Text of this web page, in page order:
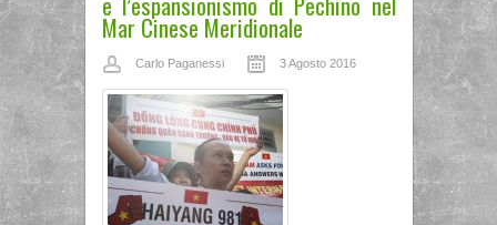
Mar Cinese Meridionale
Carlo Paganessi 3 Agosto 2016